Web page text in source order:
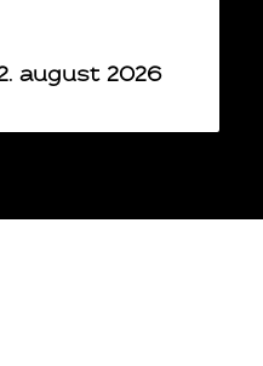
august 2026